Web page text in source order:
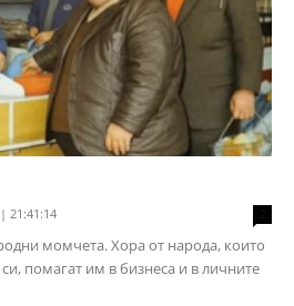
21:41:14
момчета. Хора от народа, които
помагат им в бизнеса и в личните